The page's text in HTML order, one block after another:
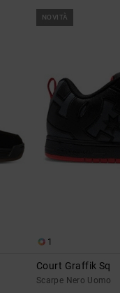
NOVITÀ
1
Court Graffik Sq
Scarpe Nero Uomo